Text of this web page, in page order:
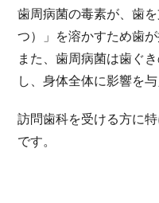
歯周病菌の毒素が、歯
つ）」を溶かすため歯が
また、歯周病菌は歯ぐ
し、身体全体に影響を与
訪問歯科を受ける方に
です。